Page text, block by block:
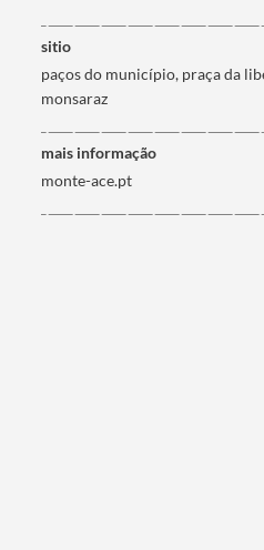
Filtros
sitio
paços do município, praça da
monsaraz
mais informação
monte-ace.pt